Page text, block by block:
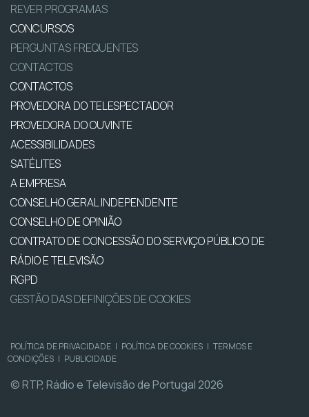
REVER PROGRAMAS
CONCURSOS
PERGUNTAS FREQUENTES
CONTACTOS
CONTACTOS
PROVEDORA DO TELESPECTADOR
PROVEDORA DO OUVINTE
ACESSIBILIDADES
SATÉLITES
A EMPRESA
CONSELHO GERAL INDEPENDENTE
CONSELHO DE OPINIÃO
CONTRATO DE CONCESSÃO DO SERVIÇO PÚBLICO DE
RÁDIO E TELEVISÃO
RGPD
GESTÃO DAS DEFINIÇÕES DE COOKIES
POLÍTICA DE PRIVACIDADE | POLÍTICA DE COOKIES | TERMOS E
CONDIÇÕES | PUBLICIDADE
© RTP, Rádio e Televisão de Portugal 2026